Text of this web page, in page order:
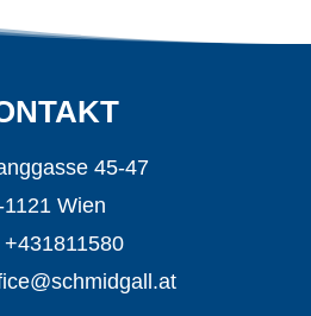
45-47
1121 Wien
+431811580